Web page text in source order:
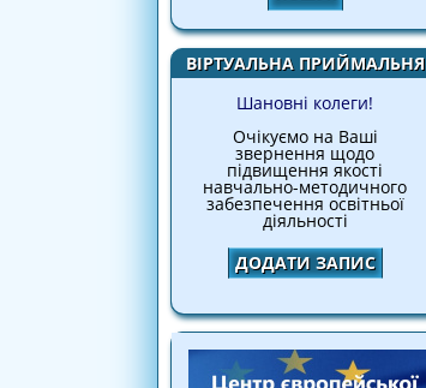
ВІРТУАЛЬНА ПРИЙМАЛЬНЯ
Шановні колеги!
Очікуємо на Ваші
звернення щодо
підвищення якості
навчально-методичного
забезпечення освітньої
діяльності
ДОДАТИ ЗАПИС